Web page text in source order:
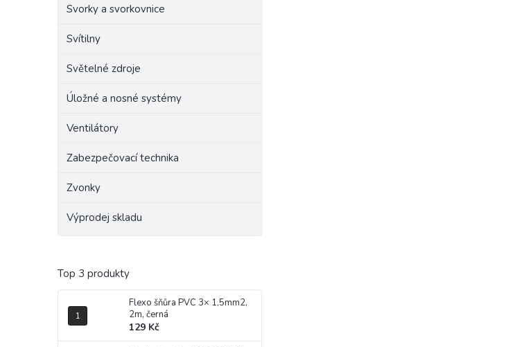
Svorky a svorkovnice
Svítilny
Světelné zdroje
Úložné a nosné systémy
Ventilátory
Zabezpečovací technika
Zvonky
Výprodej skladu
Top 3 produkty
Flexo šňůra PVC 3× 1,5mm2,
2m, černá
129 Kč